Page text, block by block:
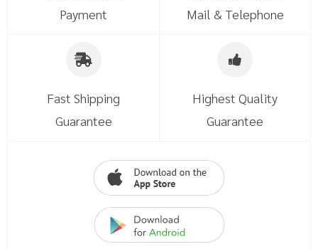
Payment
Mail & Telephone
Fast Shipping
Guarantee
Highest Quality
Guarantee